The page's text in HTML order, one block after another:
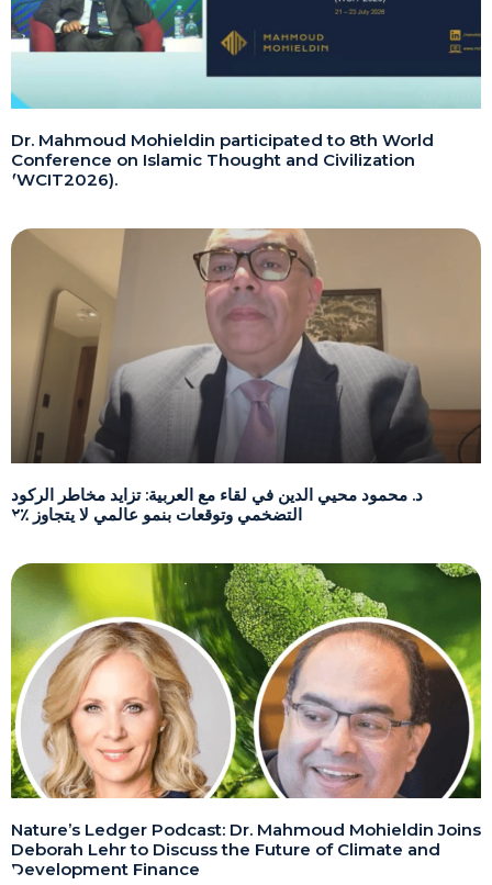
Dr. Mahmoud Mohieldin participated to 8th World
Conference on Islamic Thought and Civilization
(WCIT2026).
د. محمود محيي الدين في لقاء مع العربية: تزايد مخاطر الركود
التضخمي وتوقعات بنمو عالمي لا يتجاوز ٪٢
Nature’s Ledger Podcast: Dr. Mahmoud Mohieldin Joins
Deborah Lehr to Discuss the Future of Climate and
Development Finance